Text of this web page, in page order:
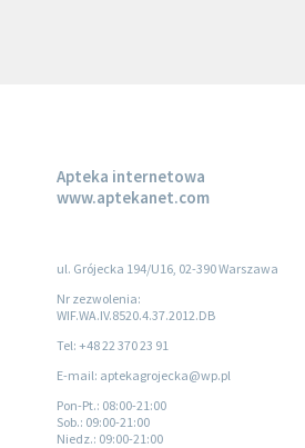
Apteka internetowa
www.aptekanet.com
ul. Grójecka 194/U16, 02-390 Warszawa
Nr zezwolenia:
WIF.WA.IV.8520.4.37.2012.DB
Tel: +48 22 370 23 91
E-mail: aptekagrojecka@wp.pl
Pon-Pt.: 08:00-21:00
Sob.: 09:00-21:00
Niedz.: 09:00-21:00